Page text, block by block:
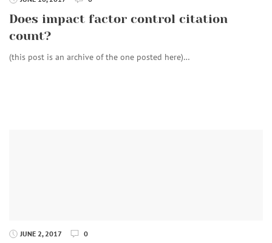
Does impact factor control citation
count?
(this post is an archive of the one posted here)…
JUNE 2, 2017 0